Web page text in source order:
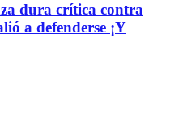
dura crítica contra
a defenderse ¡Y